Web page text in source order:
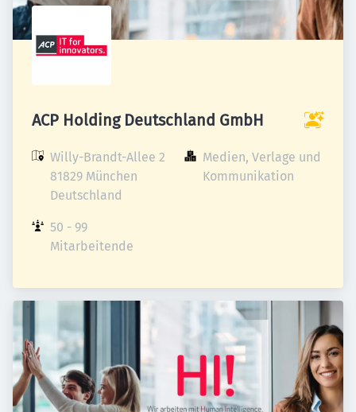
ACP Holding Deutschland GmbH
Willy-Brandt-Allee 2
81829 München
Deutschland
Medien, Verlage und
Kommunikation
50 - 99
Mitarbeitende